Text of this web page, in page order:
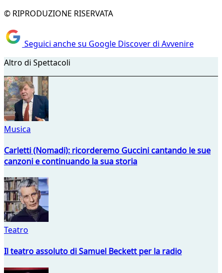
© RIPRODUZIONE RISERVATA
Seguici anche su Google Discover di Avvenire
Altro di Spettacoli
Musica
Carletti (Nomadi): ricorderemo Guccini cantando le sue
canzoni e continuando la sua storia
Teatro
Il teatro assoluto di Samuel Beckett per la radio